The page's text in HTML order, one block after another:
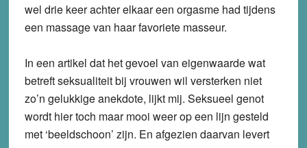
wel drie keer achter elkaar een orgasme had tijdens
een massage van haar favoriete masseur.
In een artikel dat het gevoel van eigenwaarde wat
betreft seksualiteit bij vrouwen wil versterken niet
zo’n gelukkige anekdote, lijkt mij. Seksueel genot
wordt hier toch maar mooi weer op een lijn gesteld
met ‘beeldschoon’ zijn. En afgezien daarvan levert